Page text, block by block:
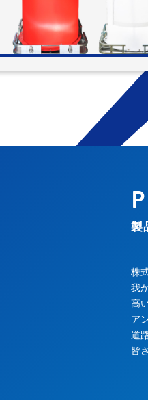
製
株
我
高
ア
道
皆